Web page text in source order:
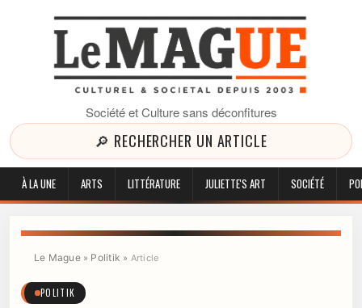
Société et Culture sans déconfitures
🔎 RECHERCHER UN ARTICLE
À LA UNE ARTS LITTÉRATURE JULIETTE'S ART SOCIÉTÉ
Le Mague» Politik » Article
POLITIK